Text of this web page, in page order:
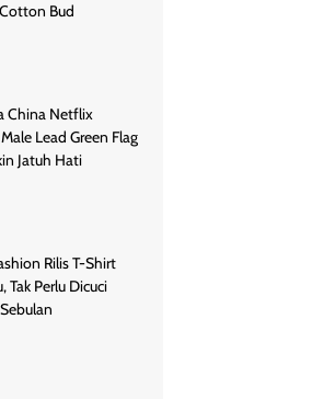
Bud
China Netflix
Lead Green Flag
Jatuh Hati
Rilis T-Shirt
Tak Perlu Dicuci